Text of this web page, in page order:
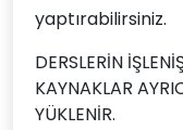
yaptırabilirsiniz.
DERSLERİN
KAYNAKLAR
YÜKLENİR.